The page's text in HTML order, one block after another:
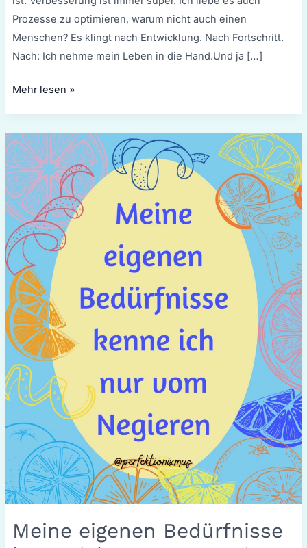
Prozesse zu optimieren, warum nicht auch einen
Menschen? Es klingt nach Entwicklung. Nach Fortschritt.
Nach: Ich nehme mein Leben in die Hand.Und ja […]
Mehr lesen »
Meine eigenen Bedürfnisse
Meine
eigenen
Bedürfnisse
kenne
ich
nur
vom
Negieren